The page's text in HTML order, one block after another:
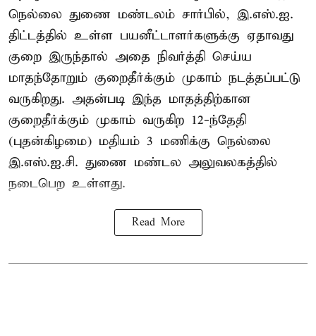
நெல்லை துணை மண்டலம் சார்பில், இ.எஸ்.ஐ.
திட்டத்தில் உள்ள பயனீட்டாளர்களுக்கு ஏதாவது
குறை இருந்தால் அதை நிவர்த்தி செய்ய
மாதந்தோறும் குறைதீர்க்கும் முகாம் நடத்தப்பட்டு
வருகிறது. அதன்படி இந்த மாதத்திற்கான
குறைதீர்க்கும் முகாம் வருகிற 12-ந்தேதி
(புதன்கிழமை) மதியம் 3 மணிக்கு நெல்லை
இ.எஸ்.ஐ.சி. துணை மண்டல அலுவலகத்தில்
நடைபெற உள்ளது.
Read More